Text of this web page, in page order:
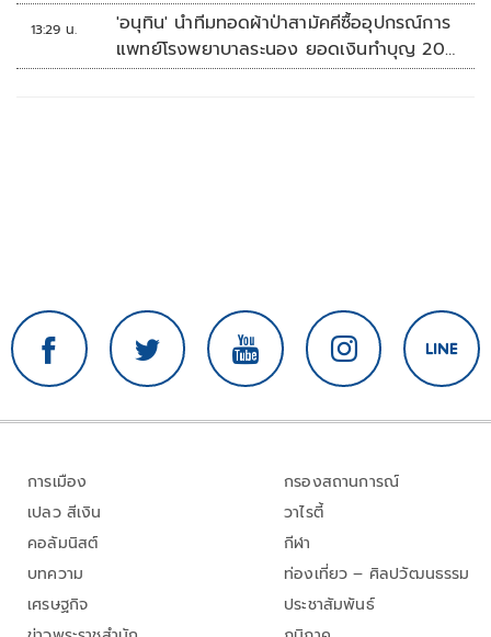
13:29 น.
'อนุทิน' นำทีมทอดผ้าป่าสามัคคีซื้ออุปกรณ์การ
แพทย์โรงพยาบาลระนอง ยอดเงินทำบุญ 20
ล้านบาท
การเมือง
เปลว สีเงิน
คอลัมนิสต์
บทความ
เศรษฐกิจ
กรองสถานการณ์
วาไรตี้
กีฬา
ท่องเที่ยว – ศิลปวัฒนธรรม
ประชาสัมพันธ์